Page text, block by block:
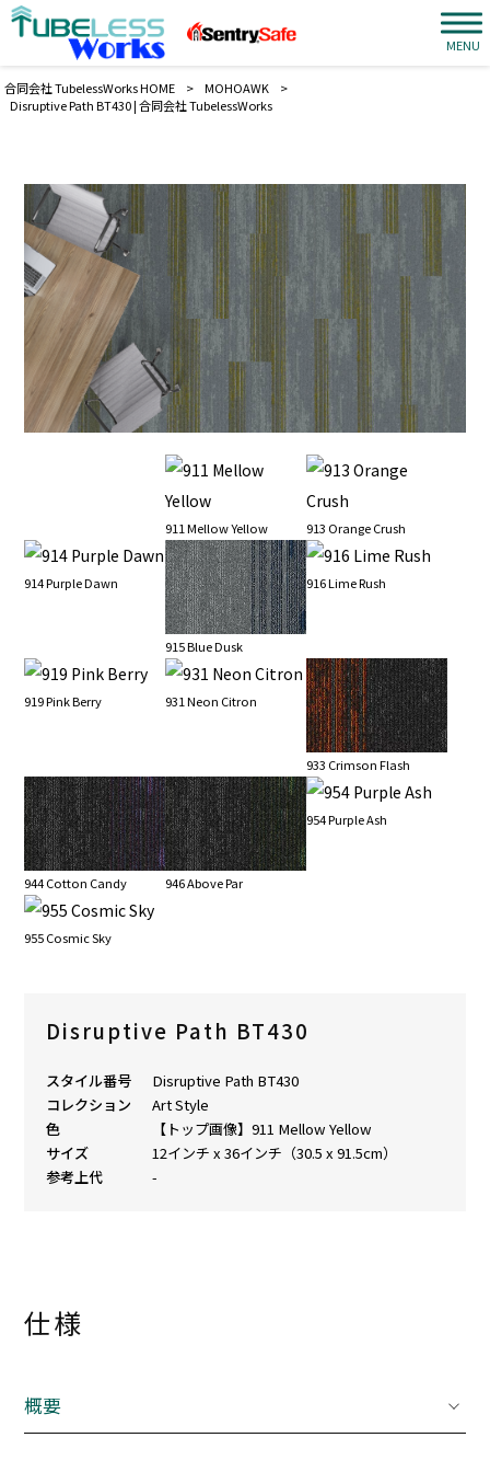
MENU
合同会社 TubelessWorks HOME > MOHOAWK
>
Disruptive Path BT430 | 合同会社 TubelessWorks
911 Mellow Yellow 913 Orange Crush
914 Purple Dawn
915 Blue Dusk
916 Lime Rush
919 Pink Berry 931 Neon Citron
933 Crimson Flash
944 Cotton Candy 946 Above Par
954 Purple Ash
955 Cosmic Sky
Disruptive Path BT430
スタイル番号
Disruptive Path BT430
コレクション
Art Style
色
【トップ画像】911 Mellow Yellow
サイズ
12インチ x 36インチ（30.5 x 91.5cm）
参考上代
-
仕様
概要